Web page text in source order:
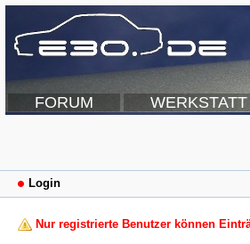
FORUM WERKSTATT
Login
Nur registrierte Benutzer können